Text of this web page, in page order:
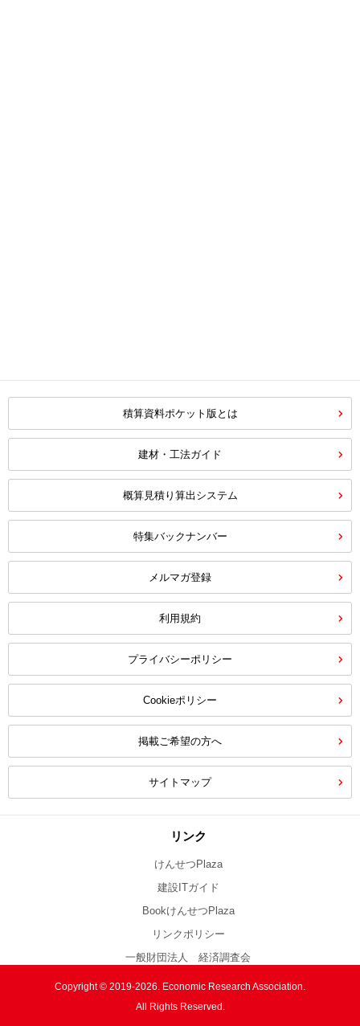
積算資料ポケット版とは
建材・工法ガイド
概算見積り算出システム
特集バックナンバー
メルマガ登録
利用規約
プライバシーポリシー
Cookieポリシー
掲載ご希望の方へ
サイトマップ
リンク
けんせつPlaza
建設ITガイド
BookけんせつPlaza
リンクポリシー
一般財団法人 経済調査会
Copyright © 2019-2026. Economic Research Association.
All Rights Reserved.